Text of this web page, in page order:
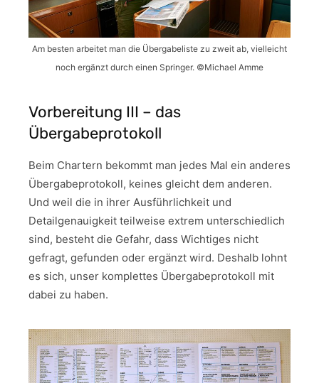
Am besten arbeitet man die Übergabeliste zu zweit ab, vielleicht
noch ergänzt durch einen Springer. ©Michael Amme
Vorbereitung III – das
Übergabeprotokoll
Beim Chartern bekommt man jedes Mal ein anderes
Übergabeprotokoll, keines gleicht dem anderen.
Und weil die in ihrer Ausführlichkeit und
Detailgenauigkeit teilweise extrem unterschiedlich
sind, besteht die Gefahr, dass Wichtiges nicht
gefragt, gefunden oder ergänzt wird. Deshalb lohnt
es sich, unser komplettes Übergabeprotokoll mit
dabei zu haben.